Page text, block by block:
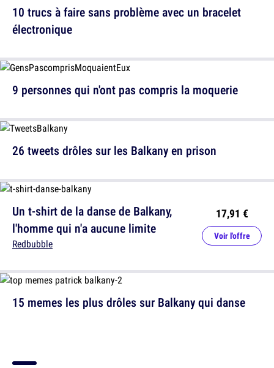
10 trucs à faire sans problème avec un bracelet
électronique
26 tweets drôles sur les Balkany en prison
15 memes les plus drôles sur Balkany qui danse
9 personnes qui n'ont pas compris la moquerie
Un t-shirt de la danse de Balkany,
l'homme qui n'a aucune limite
Redbubble
17,91 €
Voir l'offre